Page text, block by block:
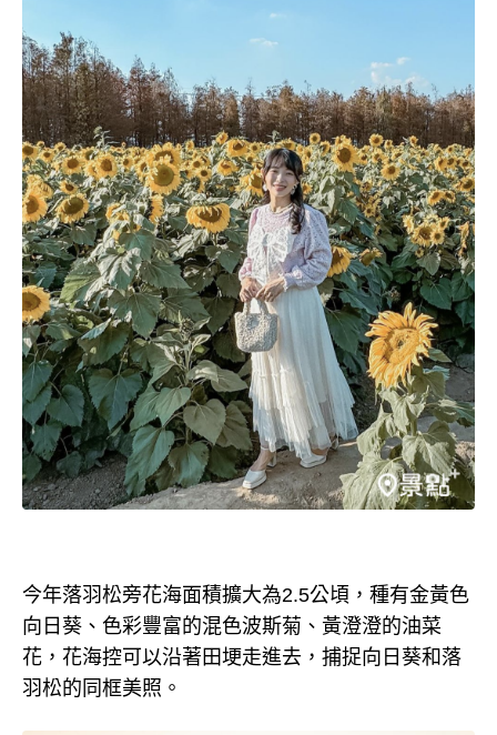
今年落羽松旁花海面積擴大為2.5公頃，種有金黃色
向日葵、色彩豐富的混色波斯菊、黃澄澄的油菜
花，花海控可以沿著田埂走進去，捕捉向日葵和落
羽松的同框美照。